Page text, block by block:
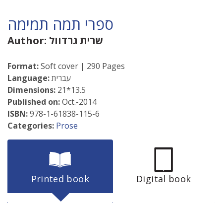
ספרי תמה תמימה
Author: שרית גרדוול
Format:Soft cover | 290 Pages
Language:עברית
Dimensions: 21*13.5
Published on:Oct.-2014
ISBN:978-1-61838-115-6
Categories: Prose
Printed book Digital book